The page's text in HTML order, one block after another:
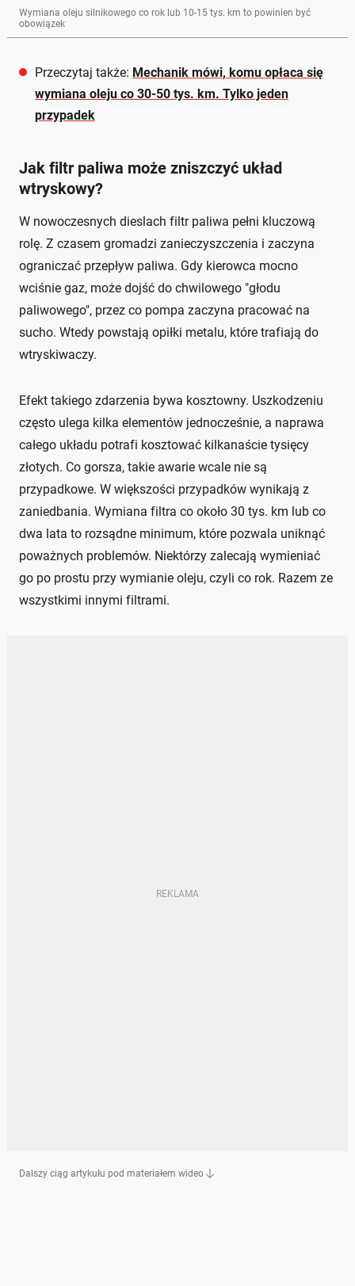
Wymiana oleju silnikowego co rok lub 10-15 tys. km to powinien być
obowiązek
Przeczytaj także: Mechanik mówi, komu opłaca się
wymiana oleju co 30-50 tys. km. Tylko jeden
przypadek
Jak filtr paliwa może zniszczyć układ
wtryskowy?
W nowoczesnych dieslach filtr paliwa pełni kluczową
rolę. Z czasem gromadzi zanieczyszczenia i zaczyna
ograniczać przepływ paliwa. Gdy kierowca mocno
wciśnie gaz, może dojść do chwilowego "głodu
paliwowego", przez co pompa zaczyna pracować na
sucho. Wtedy powstają opiłki metalu, które trafiają do
wtryskiwaczy.
Efekt takiego zdarzenia bywa kosztowny. Uszkodzeniu
często ulega kilka elementów jednocześnie, a naprawa
całego układu potrafi kosztować kilkanaście tysięcy
złotych. Co gorsza, takie awarie wcale nie są
przypadkowe. W większości przypadków wynikają z
zaniedbania. Wymiana filtra co około 30 tys. km lub co
dwa lata to rozsądne minimum, które pozwala uniknąć
poważnych problemów. Niektórzy zalecają wymieniać
go po prostu przy wymianie oleju, czyli co rok. Razem ze
wszystkimi innymi filtrami.
Dalszy ciąg artykułu pod materiałem wideo